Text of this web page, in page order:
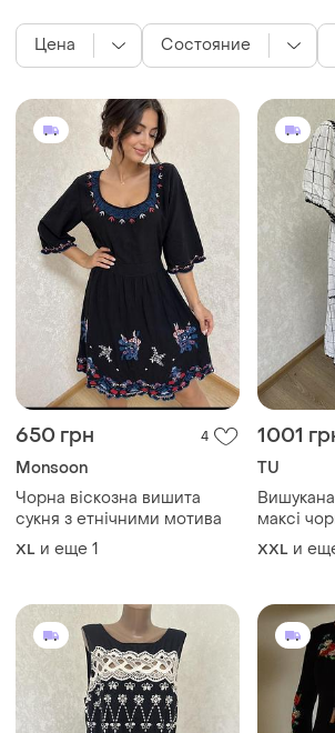
650 грн 4
Monsoon
Чорна віскозна вишита
сукня з етнічними мотива
XL и еще 1
1001
TU
максі
XXL и
Цена Состояние